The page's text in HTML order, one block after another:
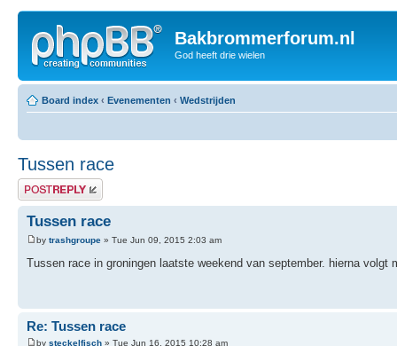
Bakbrommerforum.nl
God heeft drie wielen
Board index ‹ Evenementen ‹ Wedstrijden
Tussen race
Post a reply
Tussen race
by trashgroupe » Tue Jun 09, 2015 2:03 am
Tussen race in groningen laatste weekend van september. hierna volgt
Re: Tussen race
by steckelfisch » Tue Jun 16, 2015 10:28 am